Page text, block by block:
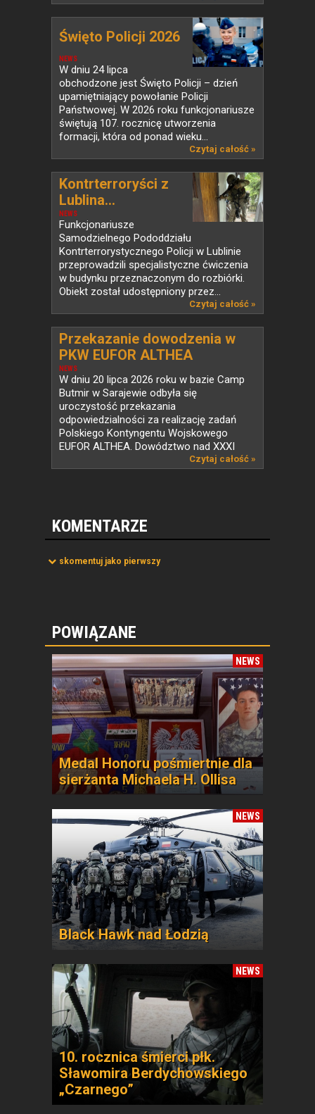
NEWS
Święto Policji 2026
W dniu 24 lipca
obchodzone jest Święto Policji – dzień
upamiętniający powołanie Policji
Państwowej. W 2026 roku funkcjonariusze
świętują 107. rocznicę utworzenia
formacji, która od ponad wieku...
Czytaj całość »
NEWS
Kontrterroryści z
Lublina...
Funkcjonariusze
Samodzielnego Pododdziału
Kontrterrorystycznego Policji w Lublinie
przeprowadzili specjalistyczne ćwiczenia
w budynku przeznaczonym do rozbiórki.
Obiekt został udostępniony przez...
Czytaj całość »
NEWS
Przekazanie dowodzenia w
PKW EUFOR ALTHEA
W dniu 20 lipca 2026 roku w bazie Camp
Butmir w Sarajewie odbyła się
uroczystość przekazania
odpowiedzialności za realizację zadań
Polskiego Kontyngentu Wojskowego
EUFOR ALTHEA. Dowództwo nad XXXI
Czytaj całość »
KOMENTARZE
skomentuj jako pierwszy
POWIĄZANE
NEWS
Medal Honoru pośmiertnie dla
sierżanta Michaela H. Ollisa
NEWS
Black Hawk nad Łodzią
NEWS
10. rocznica śmierci płk.
Sławomira Berdychowskiego
„Czarnego”